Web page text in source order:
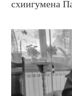
схиигумена